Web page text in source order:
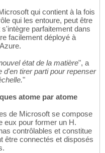
qui contient à la fois
qui les entoure, peut être
parfaitement dans
facilement déployé à
état de la matière", a
d'en tirer parti pour repenser
"
atome par atome
de Microsoft se compose
eux pour former un H.
contrôlables et constitue
être connectés et disposés